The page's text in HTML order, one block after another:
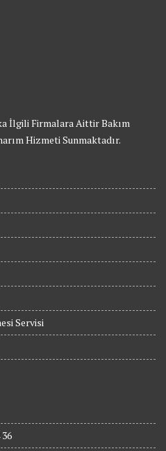
İlgili Firmalara Aittir Bakım
Hizmeti Sunmaktadır.
Servisi